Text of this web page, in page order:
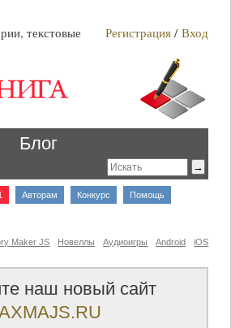
текстовые
Регистрация /Вход
Блог
Авторам Конкурс Помощь
iOS
Android
Аудиоигры
Новеллы
Maker JS
наш новый сайт